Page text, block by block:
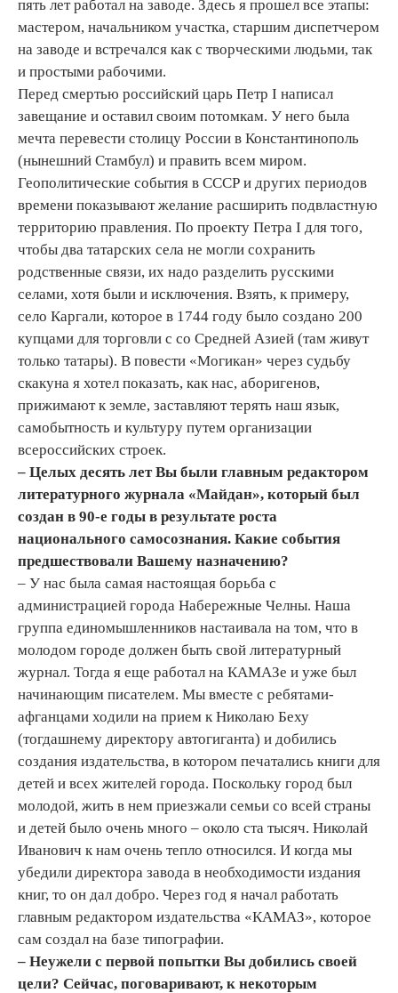
пять лет работал на заводе. Здесь я прошел все этапы:
мастером, начальником участка, старшим диспетчером
на заводе и встречался как с творческими людьми, так
и простыми рабочими.
Перед смертью российский царь Петр I написал
завещание и оставил своим потомкам. У него была
мечта перевести столицу России в Константинополь
(нынешний Стамбул) и править всем миром.
Геополитические события в СССР и других периодов
времени показывают желание расширить подвластную
территорию правления. По проекту Петра I для того,
чтобы два татарских села не могли сохранить
родственные связи, их надо разделить русскими
селами, хотя были и исключения. Взять, к примеру,
село Каргали, которое в 1744 году было создано 200
купцами для торговли с со Средней Азией (там живут
только татары). В повести «Могикан» через судьбу
скакуна я хотел показать, как нас, аборигенов,
прижимают к земле, заставляют терять наш язык,
самобытность и культуру путем организации
всероссийских строек.
– Целых десять лет Вы были главным редактором
литературного журнала «Майдан», который был
создан в 90-е годы в результате роста
национального самосознания. Какие события
предшествовали Вашему назначению?
– У нас была самая настоящая борьба с
администрацией города Набережные Челны. Наша
группа единомышленников настаивала на том, что в
молодом городе должен быть свой литературный
журнал. Тогда я еще работал на КАМАЗе и уже был
начинающим писателем. Мы вместе с ребятами-
афганцами ходили на прием к Николаю Беху
(тогдашнему директору автогиганта) и добились
создания издательства, в котором печатались книги для
детей и всех жителей города. Поскольку город был
молодой, жить в нем приезжали семьи со всей страны
и детей было очень много – около ста тысяч. Николай
Иванович к нам очень тепло относился. И когда мы
убедили директора завода в необходимости издания
книг, то он дал добро. Через год я начал работать
главным редактором издательства «КАМАЗ», которое
сам создал на базе типографии.
– Неужели с первой попытки Вы добились своей
цели? Сейчас, поговаривают, к некоторым